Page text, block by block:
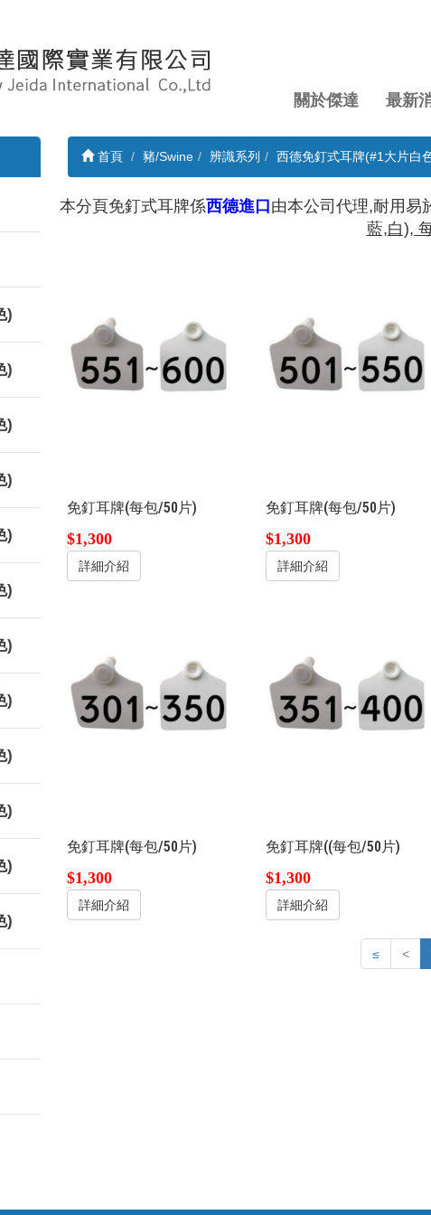
關於傑達 最新
)
)
)
)
)
)
)
)
)
)
)
)
首頁 豬/Swine 辨識系列 西德免釘式耳牌(#1大片白
本分頁免釘式耳牌係西德進口 由本公司代理,耐用易
藍,白),
免釘耳牌(每包/50片)
$1,300
詳細介紹
免釘耳牌(每包/50片)
$1,300
詳細介紹
免釘耳牌(每包/50片)
$1,300
詳細介紹
免釘耳牌((每包/50片)
$1,300
詳細介紹
≤ <